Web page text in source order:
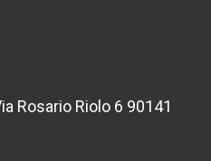
Rosario Riolo 6 90141